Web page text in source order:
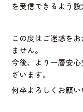
を受信できるよう設
この度はご迷惑を
ません。
今後、より一層安
ざいます。
何卒よろしくお願い